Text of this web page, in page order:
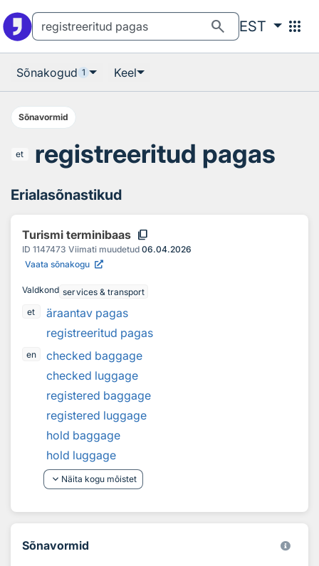
search EST apps
Sõnakogud 1 Keel
Sõnavormid
et registreeritud pagas
Erialasõnastikud
Turismi terminibaas content_copy
ID 1147473 Viimati muudetud 06.04.2026
Vaata sõnakogu
Valdkond services & transport
et
äraantav pagas
registreeritud pagas
en
checked baggage
checked luggage
registered baggage
registered luggage
hold baggage
hold luggage
keyboard_arrow_down Näita kogu mõistet
Sõnavormid